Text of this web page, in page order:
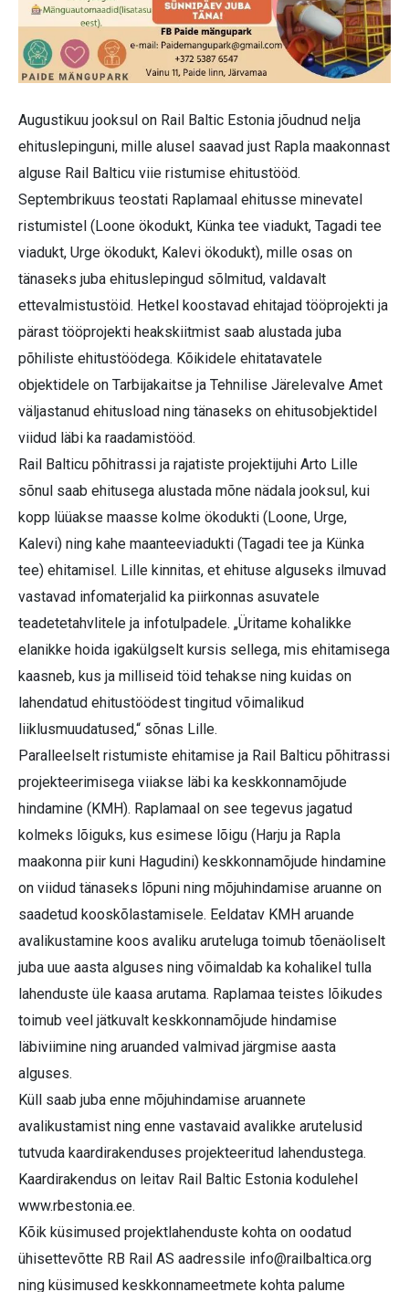
Augustikuu jooksul on Rail Baltic Estonia jõudnud nelja
ehituslepinguni, mille alusel saavad just Rapla maakonnast
alguse Rail Balticu viie ristumise ehitustööd.
Septembrikuus teostati Raplamaal ehitusse minevatel
ristumistel (Loone ökodukt, Künka tee viadukt, Tagadi tee
viadukt, Urge ökodukt, Kalevi ökodukt), mille osas on
tänaseks juba ehituslepingud sõlmitud, valdavalt
ettevalmistustöid. Hetkel koostavad ehitajad tööprojekti ja
pärast tööprojekti heakskiitmist saab alustada juba
põhiliste ehitustöödega. Kõikidele ehitatavatele
objektidele on Tarbijakaitse ja Tehnilise Järelevalve Amet
väljastanud ehitusload ning tänaseks on ehitusobjektidel
viidud läbi ka raadamistööd.
Rail Balticu põhitrassi ja rajatiste projektijuhi Arto Lille
sõnul saab ehitusega alustada mõne nädala jooksul, kui
kopp lüüakse maasse kolme ökodukti (Loone, Urge,
Kalevi) ning kahe maanteeviadukti (Tagadi tee ja Künka
tee) ehitamisel. Lille kinnitas, et ehituse alguseks ilmuvad
vastavad infomaterjalid ka piirkonnas asuvatele
teadetetahvlitele ja infotulpadele. „Üritame kohalikke
elanikke hoida igakülgselt kursis sellega, mis ehitamisega
kaasneb, kus ja milliseid töid tehakse ning kuidas on
lahendatud ehitustöödest tingitud võimalikud
liiklusmuudatused,“ sõnas Lille.
Paralleelselt ristumiste ehitamise ja Rail Balticu põhitrassi
projekteerimisega viiakse läbi ka keskkonnamõjude
hindamine (KMH). Raplamaal on see tegevus jagatud
kolmeks lõiguks, kus esimese lõigu (Harju ja Rapla
maakonna piir kuni Hagudini) keskkonnamõjude hindamine
on viidud tänaseks lõpuni ning mõjuhindamise aruanne on
saadetud kooskõlastamisele. Eeldatav KMH aruande
avalikustamine koos avaliku aruteluga toimub tõenäoliselt
juba uue aasta alguses ning võimaldab ka kohalikel tulla
lahenduste üle kaasa arutama. Raplamaa teistes lõikudes
toimub veel jätkuvalt keskkonnamõjude hindamise
läbiviimine ning aruanded valmivad järgmise aasta
alguses.
Küll saab juba enne mõjuhindamise aruannete
avalikustamist ning enne vastavaid avalikke arutelusid
tutvuda kaardirakenduses projekteeritud lahendustega.
Kaardirakendus on leitav Rail Baltic Estonia kodulehel
www.rbestonia.ee.
Kõik küsimused projektlahenduste kohta on oodatud
ühisettevõtte RB Rail AS aadressile info@railbaltica.org
ning küsimused keskkonnameetmete kohta palume